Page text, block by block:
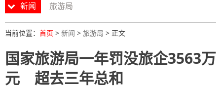
新闻 旅游局
当前位置： 首页 > 新闻 > 旅游局 > 正文
国家旅游局一年罚没旅企3563万
元 超去三年总和